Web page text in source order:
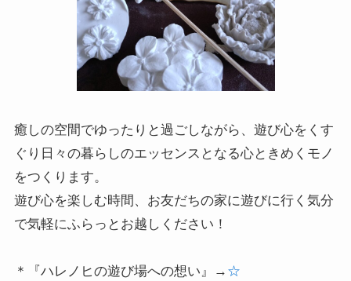
癒しの空間でゆったりと過ごしながら、 遊び心をくす
ぐり日々の暮らしのエッセンスとなる心ときめくモノ
をつくります。
遊び心を楽しむ時間、お友だちの家に遊びに行く気分
で気軽にふらっとお越しください！
＊『ハレノヒの遊び場への想い』→ ☆